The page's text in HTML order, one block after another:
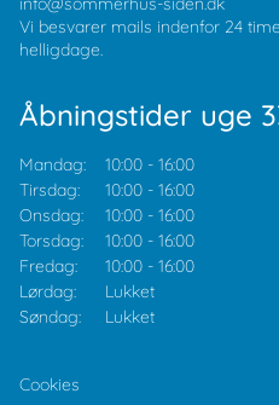
Vi besvarer mails indenfor 24
helligdage.
Åbningstider uge
Mandag: 10:00 - 16:00
Tirsdag:
10:00 - 16:00
Onsdag:
10:00 - 16:00
Torsdag:
10:00 - 16:00
Fredag:
10:00 - 16:00
Lørdag:
Lukket
Søndag:
Lukket
Cookies